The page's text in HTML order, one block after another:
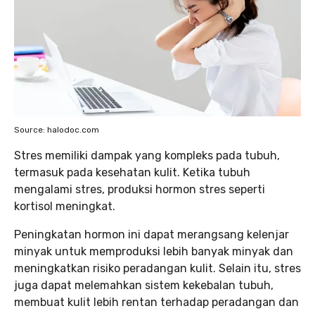
Source: halodoc.com
Stres memiliki dampak yang kompleks pada tubuh,
termasuk pada kesehatan kulit. Ketika tubuh
mengalami stres, produksi hormon stres seperti
kortisol meningkat.
Peningkatan hormon ini dapat merangsang kelenjar
minyak untuk memproduksi lebih banyak minyak dan
meningkatkan risiko peradangan kulit. Selain itu, stres
juga dapat melemahkan sistem kekebalan tubuh,
membuat kulit lebih rentan terhadap peradangan dan